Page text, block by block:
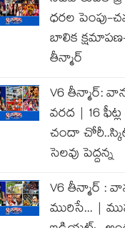
ధరల పెంపు-
బాలిక
తీన్మార్
V6 తీన్మార్:
వరద | 16 ఫీట్ల
చందా
సెలవు పెద్దన్న
V6 తీన్మార్ :
మురిసే... |